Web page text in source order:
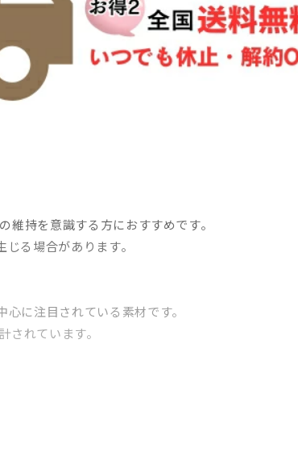
持を意識する方におすすめです。
る場合があります。
に注目されている素材です。
れています。